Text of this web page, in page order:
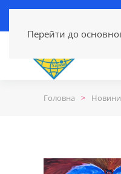
Перейти до
Головна Новини